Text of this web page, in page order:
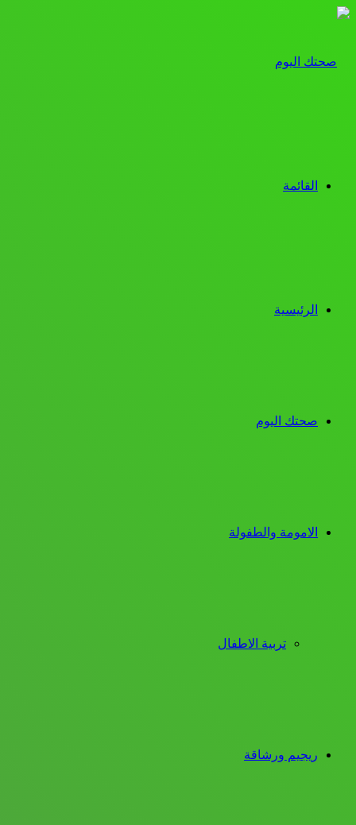
القائمة
الرئيسية
صحتك اليوم
الامومة والطفولة
تربية الاطفال
ريجيم ورشاقة